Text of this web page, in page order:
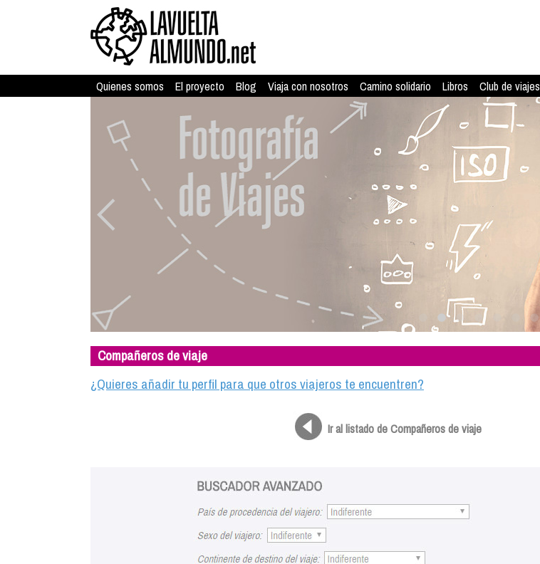
Quienes somos El proyecto Blog Viaja con nosotros Camino solidario Libros Club de viajes
Compañeros de viaje
¿Quieres añadir tu perfil para que otros viajeros te encuentren?
Ir al listado de Compañeros de viaje